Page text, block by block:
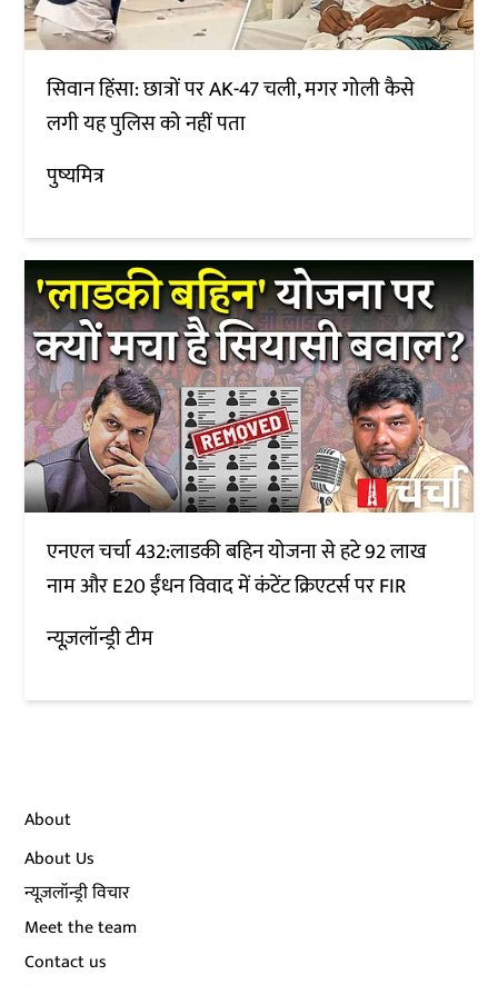
सिवान हिंसा: छात्रों पर AK-47 चली, मगर गोली कैसे
लगी यह पुलिस को नहीं पता
पुष्यमित्र
एनएल चर्चा 432:लाडकी बहिन योजना से हटे 92 लाख
नाम और E20 ईंधन विवाद में कंटेंट क्रिएटर्स पर FIR
न्यूज़लॉन्ड्री टीम
About
About Us
न्यूज़लॉन्ड्री विचार
Meet the team
Contact us